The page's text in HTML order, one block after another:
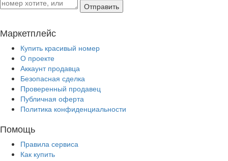
Отправить
Маркетплейс
Купить красивый номер
О проекте
Аккаунт продавца
Безопасная сделка
Проверенный продавец
Публичная оферта
Политика конфиденциальности
Помощь
Правила сервиса
Как купить